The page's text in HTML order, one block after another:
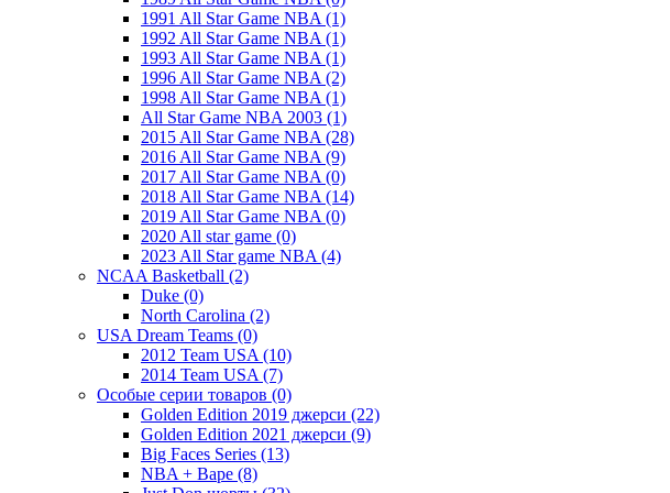
1991 All Star Game NBA (1)
1992 All Star Game NBA (1)
1993 All Star Game NBA (1)
1996 All Star Game NBA (2)
1998 All Star Game NBA (1)
All Star Game NBA 2003 (1)
2015 All Star Game NBA (28)
2016 All Star Game NBA (9)
2017 All Star Game NBA (0)
2018 All Star Game NBA (14)
2019 All Star Game NBA (0)
2020 All star game (0)
2023 All Star game NBA (4)
NCAA Basketball (2)
Duke (0)
North Carolina (2)
USA Dream Teams (0)
2012 Team USA (10)
2014 Team USA (7)
Особые серии товаров (0)
Golden Edition 2019 джерси (22)
Golden Edition 2021 джерси (9)
Big Faces Series (13)
NBA + Bape (8)